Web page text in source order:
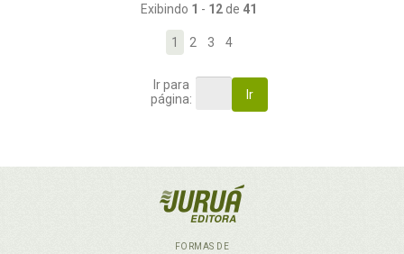
Exibindo 1 - 12de 41
1 2 3 4
Ir para
página:
Ir
FORMAS DE